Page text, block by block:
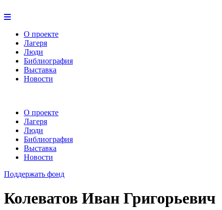
О проекте
Лагеря
Люди
Библиография
Выставка
Новости
О проекте
Лагеря
Люди
Библиография
Выставка
Новости
Поддержать фонд
Колеватов Иван Григорьевич